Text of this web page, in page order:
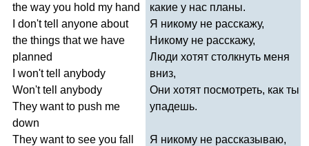
the way you hold my hand
don't tell anyone about
the things that we have
planned
won't tell
anybody
Won't tell
anybody
They want to push me
down
They want to see you fall
какие у нас планы.
Я никому не расскажу,
Никому не расскажу,
Люди хотят столкнуть меня
вниз,
Они хотят посмотреть, как ты
упадешь.
Я никому не рассказываю,